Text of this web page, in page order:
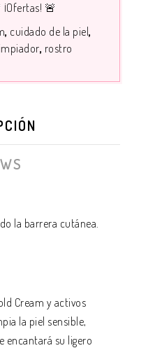
¡Ofertas! 🚨
cuidado de la piel
limpiador rostro
la barrera cutánea.
Cream y activos
la piel sensible,
encantará su ligero